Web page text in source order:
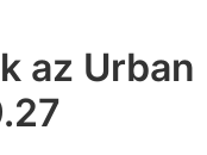
az Urban